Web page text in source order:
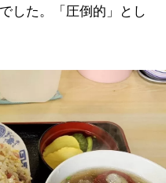
した。「圧倒的」とし